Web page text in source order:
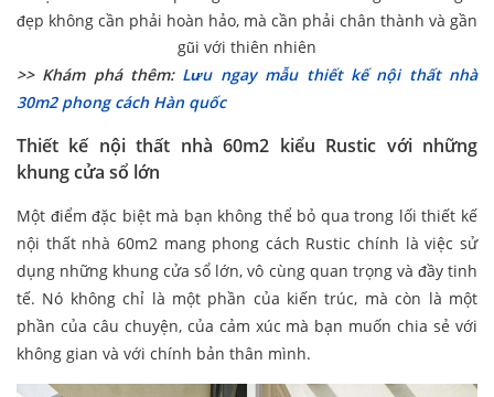
đẹp không cần phải hoàn hảo, mà cần phải chân thành và gần
gũi với thiên nhiên
>> Khám phá thêm: Lưu ngay mẫu thiết kế nội thất nhà
30m2 phong cách Hàn quốc
Thiết kế nội thất nhà 60m2 kiểu Rustic với những
khung cửa sổ lớn
Một điểm đặc biệt mà bạn không thể bỏ qua trong lối thiết kế
nội thất nhà 60m2 mang phong cách Rustic chính là việc sử
dụng những khung cửa sổ lớn, vô cùng quan trọng và đầy tinh
tế. Nó không chỉ là một phần của kiến trúc, mà còn là một
phần của câu chuyện, của cảm xúc mà bạn muốn chia sẻ với
không gian và với chính bản thân mình.